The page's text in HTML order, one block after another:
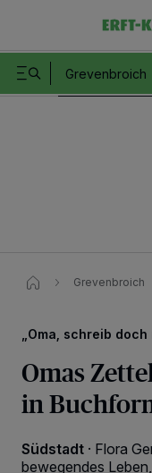
Grevenbroich
Grevenbroich
„Oma, schreib
Omas
in
Südstadt · Flora
bewegendes